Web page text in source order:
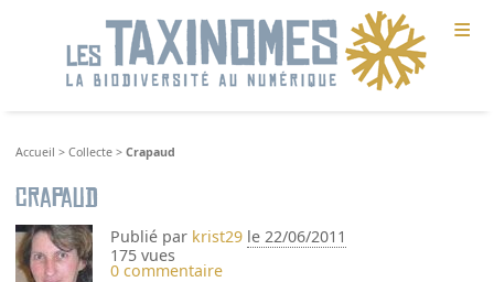
≡
Accueil >Collecte >Crapaud
Crapaud
Publié par krist29 le 22/06/2011
175 vues
0 commentaire